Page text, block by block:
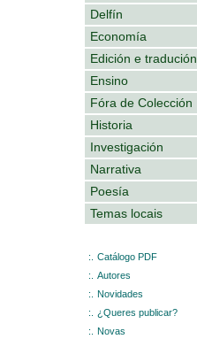
Delfín
Economía
Edición e tradución
Ensino
Fóra de Colección
Historia
Investigación
Narrativa
Poesía
Temas locais
:.
Catálogo PDF
:.
Autores
:.
Novidades
:.
¿Queres publicar?
:.
Novas